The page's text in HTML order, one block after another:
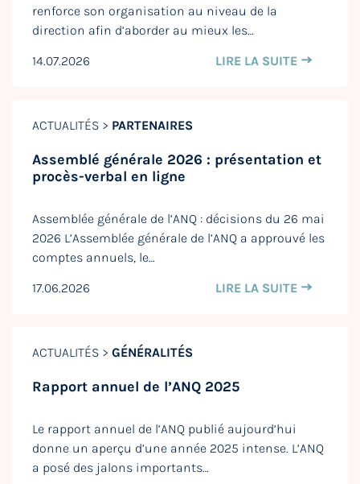
renforce son organisation au niveau de la
direction afin d’aborder au mieux les…
14.07.2026
LIRE LA SUITE
ACTUALITÉS > PARTENAIRES
Assemblé générale 2026 : présentation et
procès-verbal en ligne
Assemblée générale de l’ANQ : décisions du 26 mai
2026 L’Assemblée générale de l’ANQ a approuvé les
comptes annuels, le…
17.06.2026
LIRE LA SUITE
ACTUALITÉS > GÉNÉRALITÉS
Rapport annuel de l’ANQ 2025
Le rapport annuel de l’ANQ publié aujourd’hui
donne un aperçu d’une année 2025 intense. L’ANQ
a posé des jalons importants…